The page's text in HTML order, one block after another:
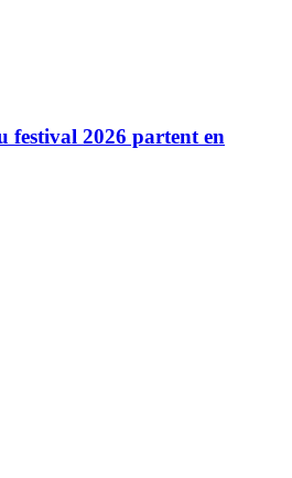
festival 2026 partent en